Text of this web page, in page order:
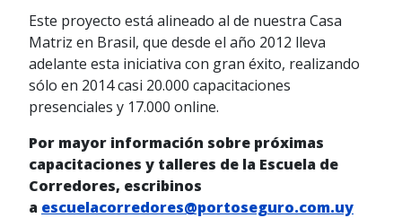
Este proyecto está alineado al de nuestra Casa
Matriz en Brasil, que desde el año 2012 lleva
adelante esta iniciativa con gran éxito, realizando
sólo en 2014 casi 20.000 capacitaciones
presenciales y 17.000 online.
Por mayor información sobre próximas
capacitaciones y talleres de la Escuela de
Corredores, escribinos
a escuelacorredores@portoseguro.com.uy